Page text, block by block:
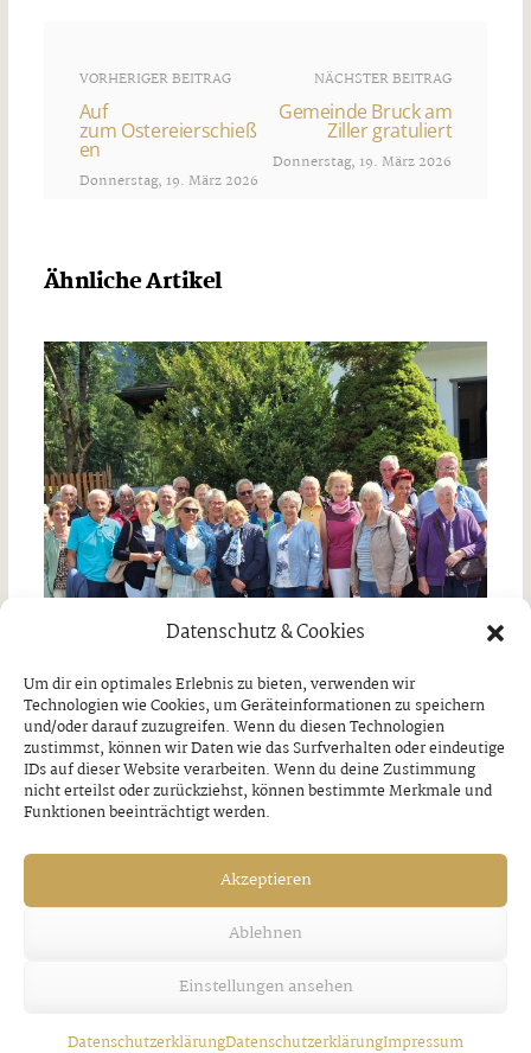
Datenschutz & Cookies
Um dir ein optimales Erlebnis zu bieten, verwenden wir
Technologien wie Cookies, um Geräteinformationen zu speichern
und/oder darauf zuzugreifen. Wenn du diesen Technologien
zustimmst, können wir Daten wie das Surfverhalten oder eindeutige
IDs auf dieser Website verarbeiten. Wenn du deine Zustimmung
nicht erteilst oder zurückziehst, können bestimmte Merkmale und
Funktionen beeinträchtigt werden.
Akzeptieren
Ablehnen
Einstellungen ansehen
DatenschutzerklärungDatenschutzerklärungImpressum
VORHERIGER BEITRAG
Auf
zum Ostereierschieß
en
Donnerstag, 19. März 2026
NÄCHSTER BEITRAG
Gemeinde Bruck am
Ziller gratuliert
Donnerstag, 19. März 2026
Ähnliche Artikel
Tagesausflug nach Wasserburg am Inn
￼